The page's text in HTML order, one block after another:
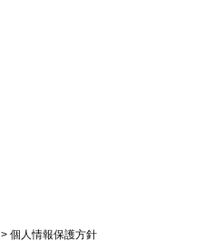
> 個人情報保護方針